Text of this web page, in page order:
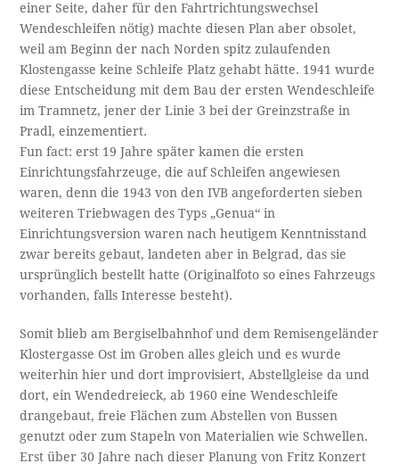
einer Seite, daher für den Fahrtrichtungswechsel
Wendeschleifen nötig) machte diesen Plan aber obsolet,
weil am Beginn der nach Norden spitz zulaufenden
Klostengasse keine Schleife Platz gehabt hätte. 1941 wurde
diese Entscheidung mit dem Bau der ersten Wendeschleife
im Tramnetz, jener der Linie 3 bei der Greinzstraße in
Pradl, einzementiert.
Fun fact: erst 19 Jahre später kamen die ersten
Einrichtungsfahrzeuge, die auf Schleifen angewiesen
waren, denn die 1943 von den IVB angeforderten sieben
weiteren Triebwagen des Typs „Genua“ in
Einrichtungsversion waren nach heutigem Kenntnisstand
zwar bereits gebaut, landeten aber in Belgrad, das sie
ursprünglich bestellt hatte (Originalfoto so eines Fahrzeugs
vorhanden, falls Interesse besteht).
Somit blieb am Bergiselbahnhof und dem Remisengeländer
Klostergasse Ost im Groben alles gleich und es wurde
weiterhin hier und dort improvisiert, Abstellgleise da und
dort, ein Wendedreieck, ab 1960 eine Wendeschleife
drangebaut, freie Flächen zum Abstellen von Bussen
genutzt oder zum Stapeln von Materialien wie Schwellen.
Erst über 30 Jahre nach dieser Planung von Fritz Konzert